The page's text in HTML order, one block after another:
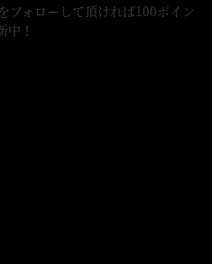
ォローして頂ければ100ポイン
中！